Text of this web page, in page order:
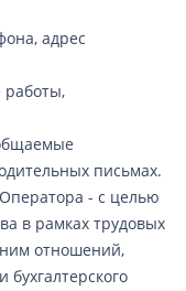
адрес
работы,
письмах.
- с целью
в рамках трудовых
отношений,
бухгалтерского